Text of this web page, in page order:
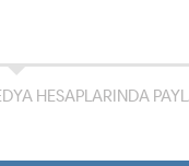
HESAPLARINDA